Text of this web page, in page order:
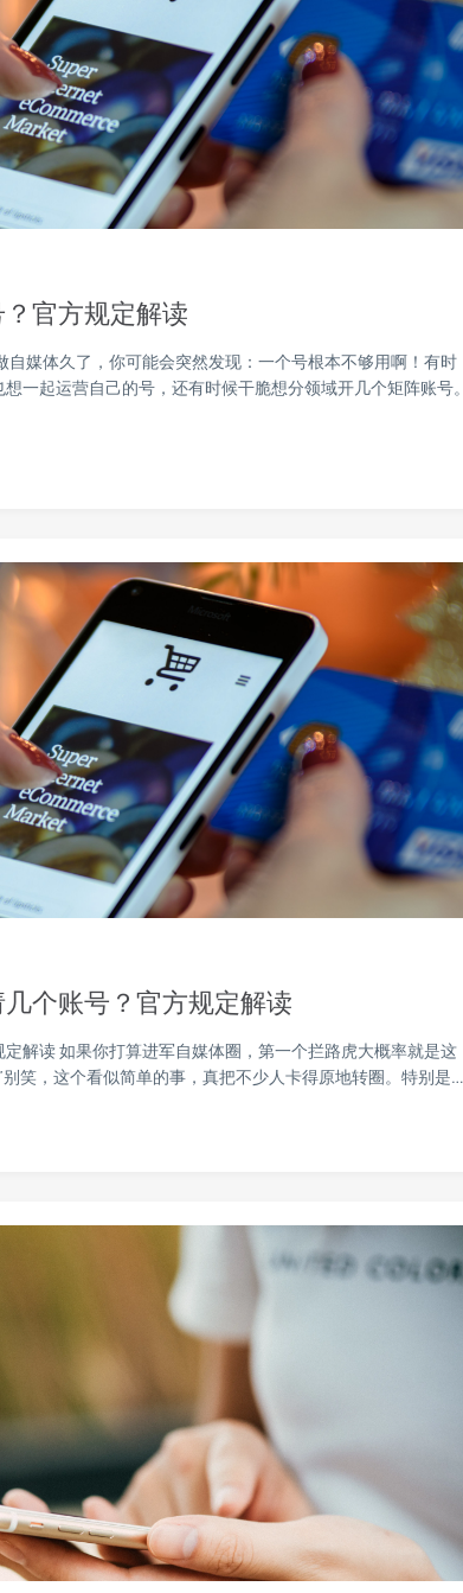
官方规定解读
媒体久了，你可能会突然发现：一个号根本不够用啊！有时
一起运营自己的号，还有时候干脆想分领域开几个矩阵账号。
个账号？官方规定解读
解读 如果你打算进军自媒体圈，第一个拦路虎大概率就是这
笑，这个看似简单的事，真把不少人卡得原地转圈。特别是…